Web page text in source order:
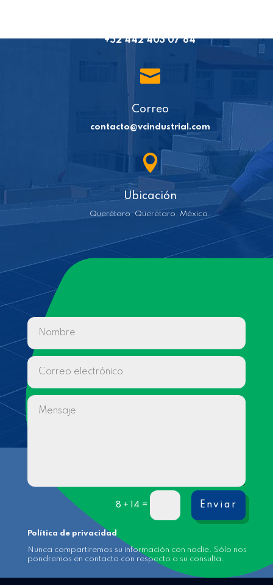
+52 442 403 07 84

Correo
contacto@vcindustrial.com

Ubicación
Querétaro, Querétaro, México.
8 + 14 = Enviar
Política de privacidad
Nunca compartiremos su información con nadie. Sólo nos
pondremos en contacto con respecto a su consulta.